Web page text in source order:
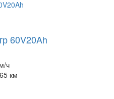
60V20Ah
ч
65 км